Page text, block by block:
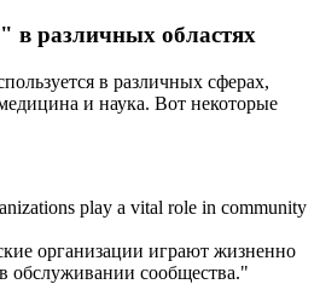
в различных областях
в различных сферах,
и наука. Вот некоторые
play a vital role in community
организации играют жизненно
обслуживании сообщества."